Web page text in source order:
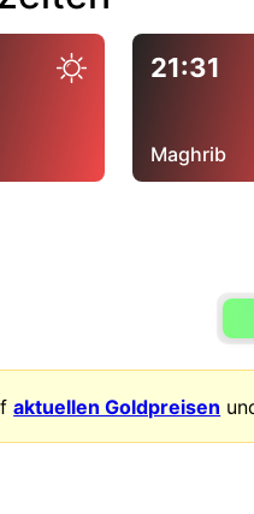
21:31
Maghrib
aktuellen Goldpreisen